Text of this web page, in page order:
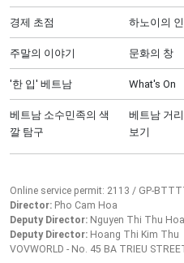
경제 초점 하노이의
주말의 이야기 문화의 창
'한 입' 베트남 What's On
베트남 소수민족의 색
깔 탐구
베트남 거
보기
Online service permit: 2113 / GP-
Director: Pho Cam Hoa
Deputy Director: Nguyen Thi Thu Hoa
Deputy Director: Hoang Thi Kim Thu
VOVWORLD - No. 45 BA TRIEU